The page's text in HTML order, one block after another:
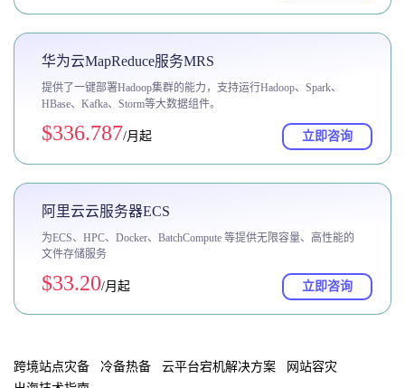
华为云MapReduce服务MRS
提供了一键部署Hadoop集群的能力，支持运行Hadoop、Spark、
HBase、Kafka、Storm等大数据组件。
$336.787/月起 立即咨询
阿里云云服务器ECS
为ECS、HPC、Docker、BatchCompute 等提供无限容量、高性能的
文件存储服务
$33.20/月起 立即咨询
跨境站点灾备 冷备热备 云平台宕机解决方案
网站容灾